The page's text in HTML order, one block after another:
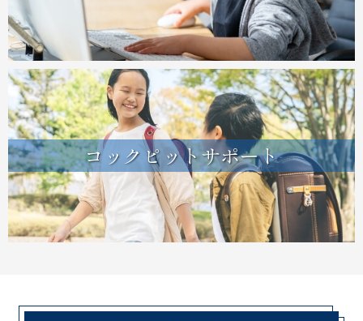
コックピットサポート